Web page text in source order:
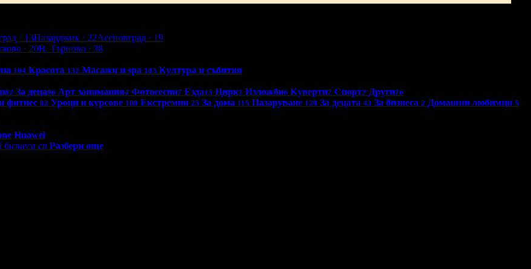
· 13Пазарджик · 22Асеновград · 19
· 20В. Търново · 38
194 Красота 132 Масажи и spa 103 Култура и събития
82 За деца96 Арт занимания4 Фотосесии7 Езда15 Цирк1 Изложби6 Куверти7 Спорт2 Други16
фитнес 82 Уроци и курсове 108 Екстремни 25 За дома 115 Пазаруване 120 За децата 43 За бизнеса 2 Домашни любимци 5
Huawei
си Разбери още